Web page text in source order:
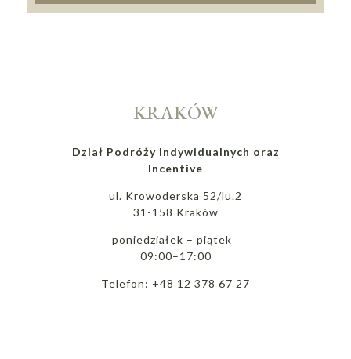
KRAKÓW
Dział Podróży Indywidualnych oraz
Incentive
ul. Krowoderska 52/lu.2
31-158 Kraków
poniedziałek – piątek
09:00–17:00
Telefon: +48 12 378 67 27